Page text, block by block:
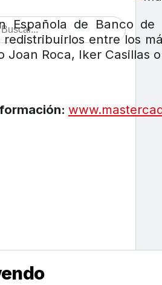
Española de Banco
redistribuirlos entre los
Joan Roca, Iker Casillas